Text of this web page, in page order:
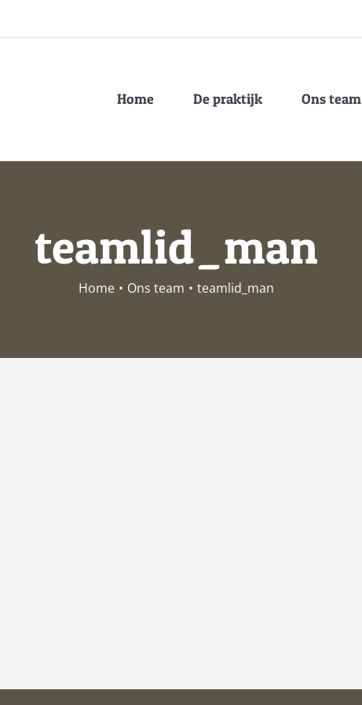
Home De praktijk Ons team
teamlid_man
Home • Ons team • teamlid_man